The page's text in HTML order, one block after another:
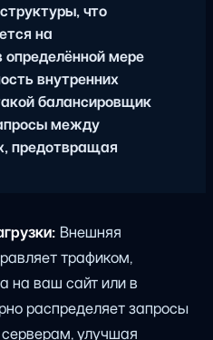
что
на
определённой мере
внутренних
балансировщик
между
предотвращая
Внешняя
трафиком,
на ваш сайт или в
распределяет запросы
улучшая